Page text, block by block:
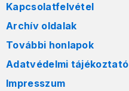
Kapcsolatfelvétel
Archív oldalak
További honlapok
Adatvédelmi tájékoztató
Impresszum